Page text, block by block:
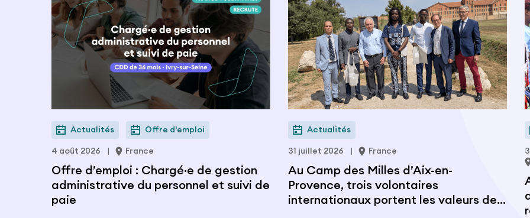
Actualités Offre d'emploi
4 août 2026 France
Offre d’emploi : Chargé·e de gestion
administrative du personnel et suivi de
paie
Actualités
31 juillet 2026 France
Au Camp des Milles d’Aix-en-
Provence, trois volontaires
internationaux portent les valeurs de